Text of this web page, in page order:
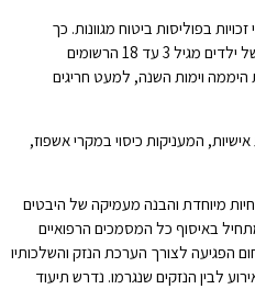
בפוליסות ביטוח מגוונות. כך
למשל, ביטוח תלמידים מכסה תאונות של ילדים מגיל 3 עד 18 הרשומים
היממה וימות השנה, למעט חריגים
המעניקות כיסוי במקרי אשפוז,
מיוחדת והבנה מעמיקה של היבטים
באיסוף כל המסמכים הרפואיים
הפגיעה לצורך הערכת הנזק והשלכותיו
לבין הנזקים שנגרמו. נדרש תיעוד